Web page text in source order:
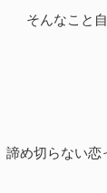
そんなこと
諦め切らない